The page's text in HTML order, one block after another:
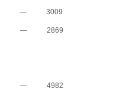
— 3009
UDP — 2869
— 4982